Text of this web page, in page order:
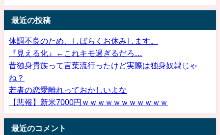
最近の投稿
体調不良のため、しばらくお休みします。
『見える化』←これキモ過ぎるだろ…
昔独身貴族って言葉流行ったけど実際は独身奴隷じゃ
ね？
若者の恋愛離れっておかしいよな
【悲報】新米7000円ｗｗｗｗｗｗｗｗｗｗｗ
最近のコメント